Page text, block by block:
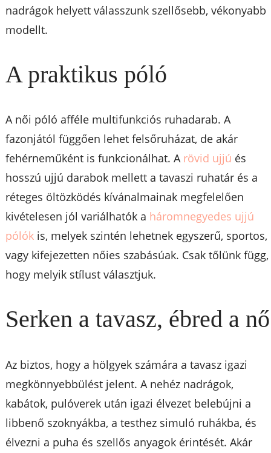
nadrágok helyett válasszunk szellősebb, vékonyabb
modellt.
A praktikus póló
A női póló afféle multifunkciós ruhadarab. A
fazonjától függően lehet felsőruházat, de akár
fehérneműként is funkcionálhat. A rövid ujjú és
hosszú ujjú darabok mellett a tavaszi ruhatár és a
réteges öltözködés kívánalmainak megfelelően
kivételesen jól variálhatók a háromnegyedes ujjú
pólók is, melyek szintén lehetnek egyszerű, sportos,
vagy kifejezetten nőies szabásúak. Csak tőlünk függ,
hogy melyik stílust választjuk.
Serken a tavasz, ébred a nő
Az biztos, hogy a hölgyek számára a tavasz igazi
megkönnyebbülést jelent. A nehéz nadrágok,
kabátok, pulóverek után igazi élvezet belebújni a
libbenő szoknyákba, a testhez simuló ruhákba, és
élvezni a puha és szellős anyagok érintését. Akár